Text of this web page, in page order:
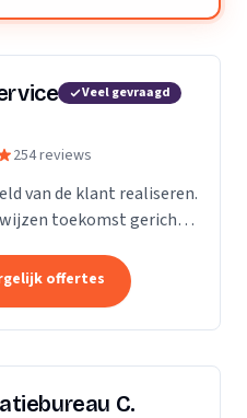
Veel gevraagd
254 reviews
van de klant realiseren.
toekomst gericht.
offertes
C.